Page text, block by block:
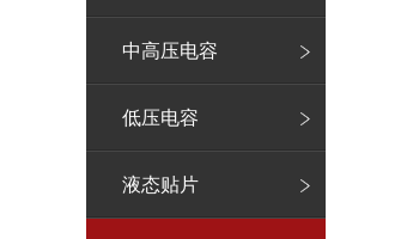
中高压电容
低压电容
液态贴片